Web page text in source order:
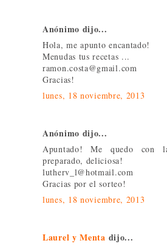
Anónimo dijo...
Hola, me apunto encantado!
Menudas tus recetas ...
ramon.costa@gmail.com
Gracias!
lunes, 18 noviembre, 2013
Anónimo dijo...
Apuntado! Me quedo con
preparado, deliciosa!
lutherv_l@hotmail.com
Gracias por el sorteo!
lunes, 18 noviembre, 2013
Laurel y Menta dijo...